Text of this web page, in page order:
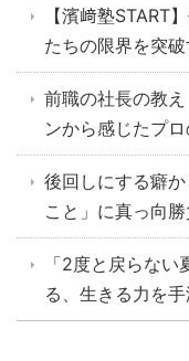
【濱﨑塾START
たちの限界を突
前職の社長の教
ンから感じたプ
後回しにする癖
こと」に真っ向
「2度と戻らな
る、生きる力を